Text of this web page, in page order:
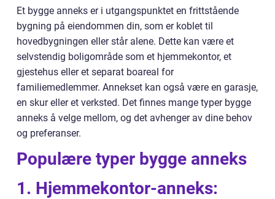
Et bygge anneks er i utgangspunktet en frittstående
bygning på eiendommen din, som er koblet til
hovedbygningen eller står alene. Dette kan være et
selvstendig boligområde som et hjemmekontor, et
gjestehus eller et separat boareal for
familiemedlemmer. Annekset kan også være en garasje,
en skur eller et verksted. Det finnes mange typer bygge
anneks å velge mellom, og det avhenger av dine behov
og preferanser.
Populære typer bygge anneks
1. Hjemmekontor-anneks: